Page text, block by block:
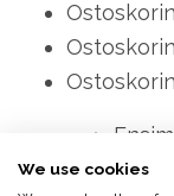
We use cookies